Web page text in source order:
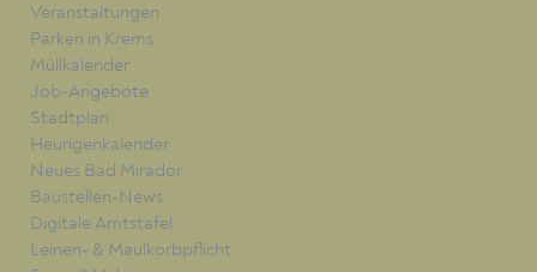
Veranstaltungen
Parken in Krems
Müllkalender
Job-Angebote
Stadtplan
Heurigenkalender
Neues Bad Mirador
Baustellen-News
Digitale Amtstafel
Leinen- & Maulkorbpflicht